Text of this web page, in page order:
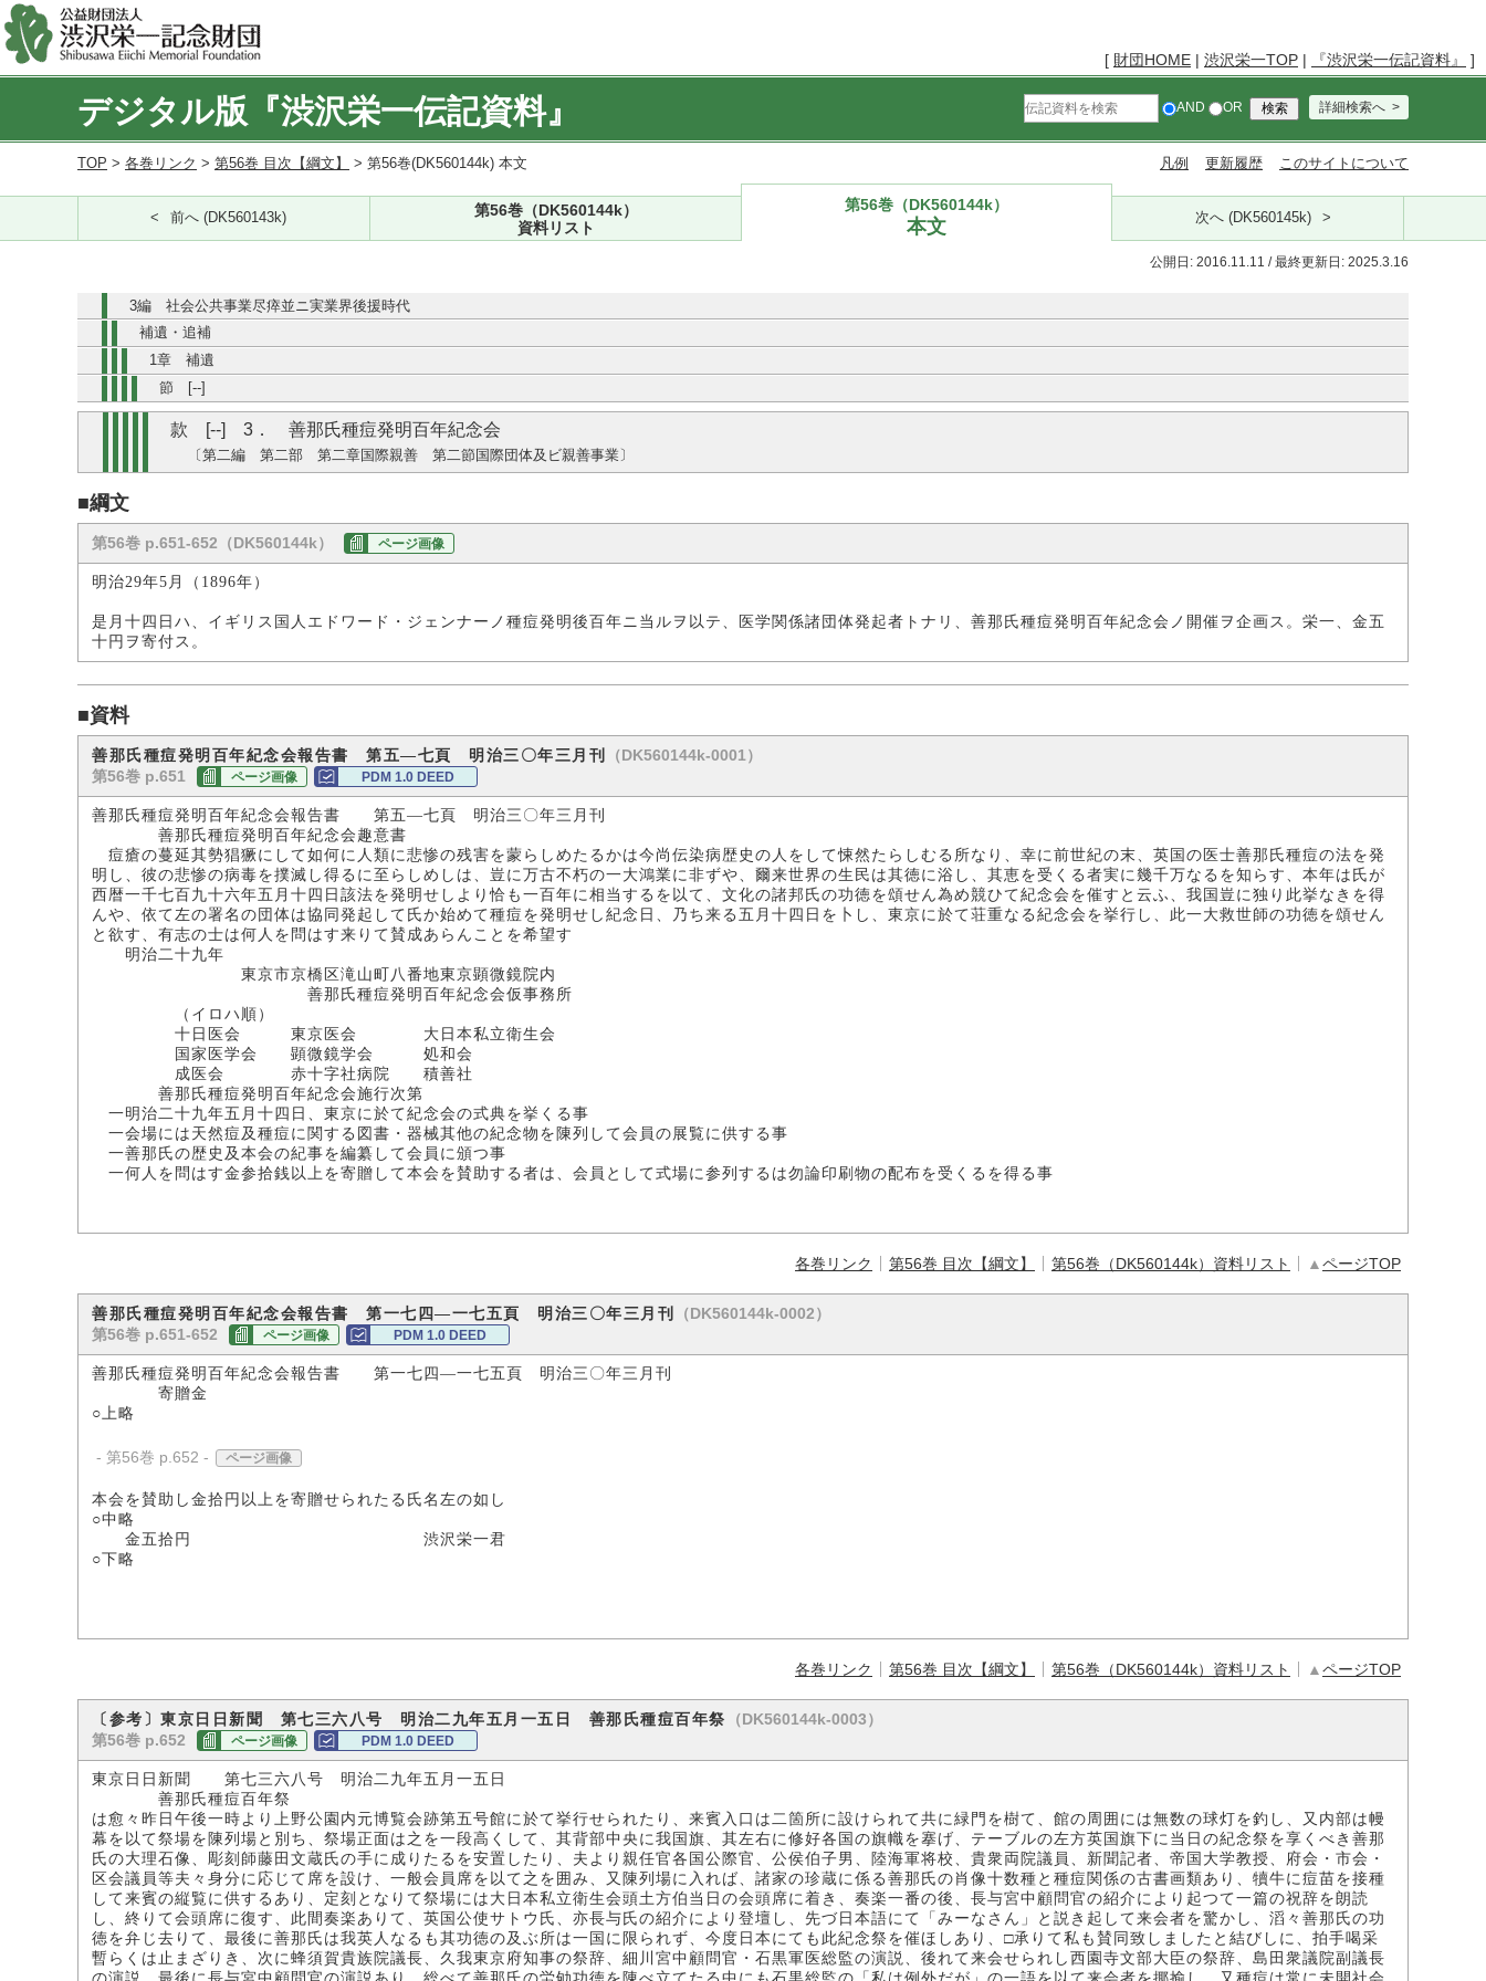
[ 財団HOME | 渋沢栄一TOP | 『渋沢栄一伝記資料』 ]
デジタル版『渋沢栄一伝記資料』 AND OR 詳細検索へ
TOP > 各巻リンク > 第56巻 目次【綱文】 > 第56巻(DK560144k) 本文 凡例 更新履歴 このサイトについて
前へ (DK560143k)
第56巻（DK560144k）
資料リスト
第56巻（DK560144k）
本文 次へ (DK560145k)
公開日: 2016.11.11 / 最終更新日: 2025.3.16
3編 社会公共事業尽瘁並ニ実業界後援時代
補遺・追補
1章 補遺
節 [--]
款 [--] 3． 善那氏種痘発明百年紀念会
〔第二編 第二部 第二章国際親善 第二節国際団体及ビ親善事業〕
■綱文
第56巻 p.651-652（DK560144k） ページ画像
明治29年5月（1896年）
是月十四日ハ、イギリス国人エドワード・ジェンナーノ種痘発明後百年ニ当ルヲ以テ、医学関係諸団体発起者トナリ、善那氏種痘発明百年紀念会ノ開催ヲ企画ス。栄一、金五
十円ヲ寄付ス。
■資料
善那氏種痘発明百年紀念会報告書 第五―七頁 明治三〇年三月刊
（DK560144k-0001）
第56巻 p.651
ページ画像 PDM 1.0 DEED
善那氏種痘発明百年紀念会報告書 第五―七頁 明治三〇年三月刊
善那氏種痘発明百年紀念会趣意書
痘瘡の蔓延其勢猖獗にして如何に人類に悲惨の残害を蒙らしめたるかは今尚伝染病歴史の人をして悚然たらしむる所なり、幸に前世紀の末、英国の医士善那氏種痘の法を発
明し、彼の悲惨の病毒を撲滅し得るに至らしめしは、豈に万古不朽の一大鴻業に非ずや、爾来世界の生民は其徳に浴し、其恵を受くる者実に幾千万なるを知らす、本年は氏が
西暦一千七百九十六年五月十四日該法を発明せしより恰も一百年に相当するを以て、文化の諸邦氏の功徳を頌せん為め競ひて紀念会を催すと云ふ、我国豈に独り此挙なきを得
んや、依て左の署名の団体は協同発起して氏か始めて種痘を発明せし紀念日、乃ち来る五月十四日を卜し、東京に於て荘重なる紀念会を挙行し、此一大救世師の功徳を頌せん
と欲す、有志の士は何人を問はす来りて賛成あらんことを希望す
明治二十九年
東京市京橋区滝山町八番地東京顕微鏡院内
善那氏種痘発明百年紀念会仮事務所
（イロハ順）
十日医会 東京医会 大日本私立衛生会
国家医学会 顕微鏡学会 処和会
成医会 赤十字社病院 積善社
善那氏種痘発明百年紀念会施行次第
一明治二十九年五月十四日、東京に於て紀念会の式典を挙くる事
一会場には天然痘及種痘に関する図書・器械其他の紀念物を陳列して会員の展覧に供する事
一善那氏の歴史及本会の紀事を編纂して会員に頒つ事
一何人を問はす金参拾銭以上を寄贈して本会を賛助する者は、会員として式場に参列するは勿論印刷物の配布を受くるを得る事
各巻リンク 第56巻 目次【綱文】 第56巻（DK560144k）資料リスト ▲ページTOP
善那氏種痘発明百年紀念会報告書 第一七四―一七五頁 明治三〇年三月刊
（DK560144k-0002）
第56巻 p.651-652
ページ画像 PDM 1.0 DEED
善那氏種痘発明百年紀念会報告書 第一七四―一七五頁 明治三〇年三月刊
寄贈金
○上略
- 第56巻 p.652 - ページ画像
本会を賛助し金拾円以上を寄贈せられたる氏名左の如し
○中略
金五拾円 渋沢栄一君
○下略
各巻リンク 第56巻 目次【綱文】 第56巻（DK560144k）資料リスト ▲ページTOP
〔参考〕東京日日新聞 第七三六八号 明治二九年五月一五日 善那氏種痘百年祭
（DK560144k-0003）
第56巻 p.652
ページ画像 PDM 1.0 DEED
東京日日新聞 第七三六八号 明治二九年五月一五日
善那氏種痘百年祭
は愈々昨日午後一時より上野公園内元博覧会跡第五号館に於て挙行せられたり、来賓入口は二箇所に設けられて共に緑門を樹て、館の周囲には無数の球灯を釣し、又内部は幔
幕を以て祭場を陳列場と別ち、祭場正面は之を一段高くして、其背部中央に我国旗、其左右に修好各国の旗幟を搴げ、テーブルの左方英国旗下に当日の紀念祭を享くべき善那
氏の大理石像、彫刻師藤田文蔵氏の手に成りたるを安置したり、夫より親任官各国公際官、公侯伯子男、陸海軍将校、貴衆両院議員、新聞記者、帝国大学教授、府会・市会・
区会議員等夫々身分に応じて席を設け、一般会員席を以て之を囲み、又陳列場に入れば、諸家の珍蔵に係る善那氏の肖像十数種と種痘関係の古書画類あり、犢牛に痘苗を接種
して来賓の縦覧に供するあり、定刻となりて祭場には大日本私立衛生会頭土方伯当日の会頭席に着き、奏楽一番の後、長与宮中顧問官の紹介により起つて一篇の祝辞を朗読
し、終りて会頭席に復す、此間奏楽ありて、英国公使サトウ氏、亦長与氏の紹介により登壇し、先づ日本語にて「みーなさん」と説き起して来会者を驚かし、滔々善那氏の功
徳を弁じ去りて、最後に善那氏は我英人なるも其功徳の及ぶ所は一国に限られず、今度日本にても此紀念祭を催ほしあり、□承りて私も賛同致しましたと結びしに、拍手喝采
暫らくは止まざりき、次に蜂須賀貴族院議長、久我東京府知事の祭辞、細川宮中顧問官・石黒軍医総監の演説、後れて来会せられし西園寺文部大臣の祭辞、島田衆議院副議長